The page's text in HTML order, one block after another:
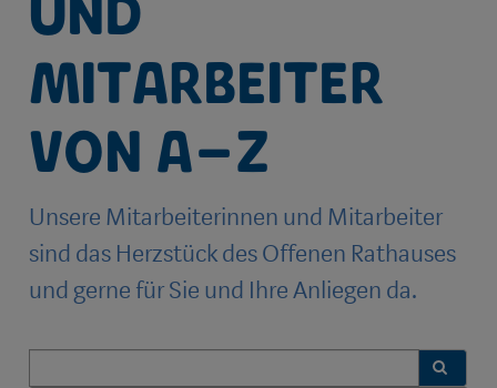
Mitarbeiter
von A–Z
Unsere Mitarbeiterinnen und Mitarbeiter
sind das Herzstück des Offenen Rathauses
und gerne für Sie und Ihre Anliegen da.